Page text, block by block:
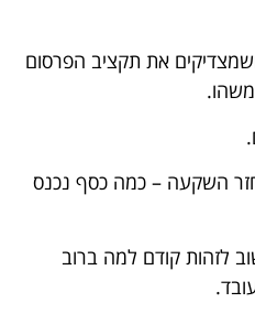
את תקציב הפרסום
השקעה – כמה כסף נכנס
לזהות קודם למה ברוב